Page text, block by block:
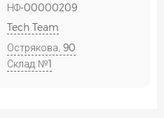
НФ-00000209
Tech Team
Острякова, 90
Склад №1